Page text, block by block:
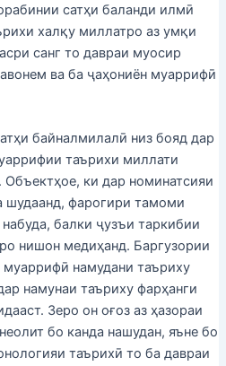
сатҳи баланди илмӣ
халқу миллатро аз умқи
санг то давраи муосир
ва ба ҷаҳониён муаррифӣ
байналмилалӣ низ бояд дар
таърихи миллати
ки дар номинатсияи
фарогири тамоми
балки ҷузъи таркибии
нишон медиҳанд. Баргузории
намудани таъриху
намунаи таъриху фарҳанги
Зеро он оғоз аз ҳазораи
бо канда нашудан, яъне бо
таърихӣ то ба давраи